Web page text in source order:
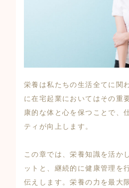
栄養は私たちの生活全てに関
に在宅起業においてはその重
康的な体と心を保つことで、
ティが向上します。
この章では、栄養知識を活か
ットと、継続的に健康管理を
伝えします。栄養の力を最大